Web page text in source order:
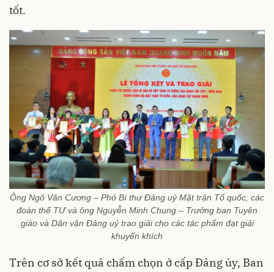
tốt.
Ông Ngô Văn Cương – Phó Bí thư Đảng uỷ Mặt trận Tổ quốc, các
đoàn thể TƯ và ông Nguyễn Minh Chung – Trưởng ban Tuyên
giáo và Dân vận Đảng uỷ trao giải cho các tác phẩm đạt giải
khuyến khích
Trên cơ sở kết quả chấm chọn ở cấp Đảng ủy, Ban